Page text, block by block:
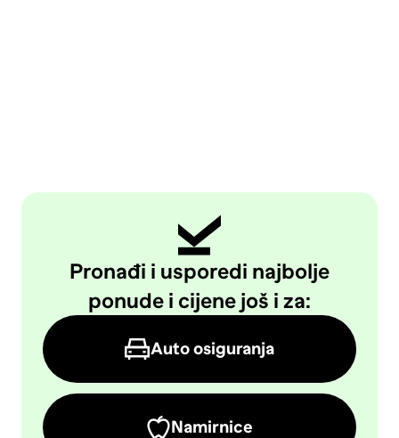
Pronađi i usporedi najbolje
ponude i cijene još i za:
Auto osiguranja
Namirnice